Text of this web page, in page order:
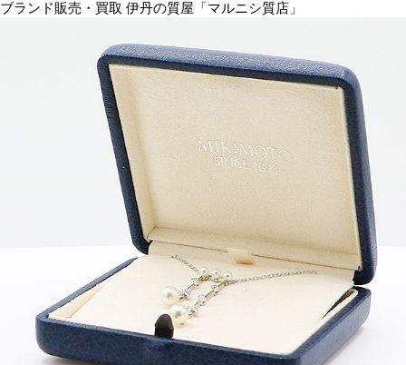
ブランド販売・買取 伊丹の質屋「マルニシ質店」